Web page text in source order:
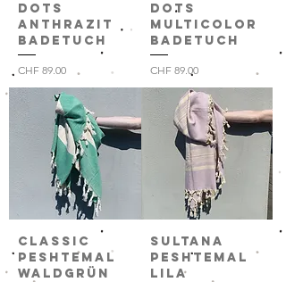
Dots
anthrazit
Badetuch
Preis
CHF 89.00
Dots
multicolor
Badetuch
Preis
CHF 89.00
Classic
Peshtemal
waldgrün
Sultana
Peshtemal
lila